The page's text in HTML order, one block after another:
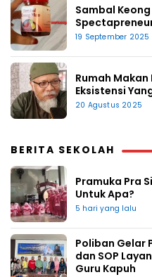
Sambal
19 September 2025
Rumah
Eksistensi
20 Agustus 2025
BERITA SEKOLAH
Pramuka Pra
Untuk Apa?
5 hari yang lalu
Poliban Gelar
dan SOP
Guru Kapuh